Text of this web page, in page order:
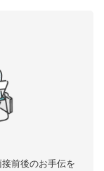
前後のお手伝を